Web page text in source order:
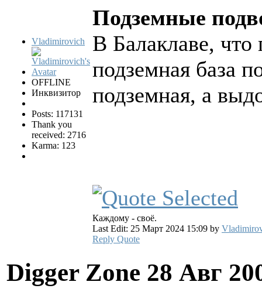
Vladimirovich
OFFLINE
Инквизитор
Posts: 117131
Thank you
received: 2716
Karma: 123
Подземные
В Балаклаве, что
подземная база
подземная, а
Каждому - своё.
Last Edit: 25 Март 2024 15:09 by
Reply Quote
Digger Zone 28 Авг